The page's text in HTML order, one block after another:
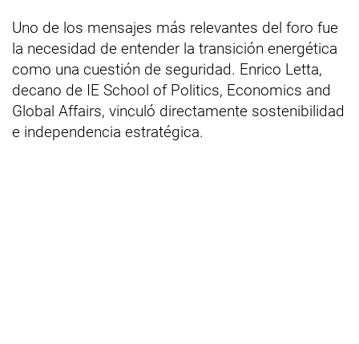
Uno de los mensajes más relevantes del foro fue
la necesidad de entender la transición energética
como una cuestión de seguridad. Enrico Letta,
decano de IE School of Politics, Economics and
Global Affairs, vinculó directamente sostenibilidad
e independencia estratégica.